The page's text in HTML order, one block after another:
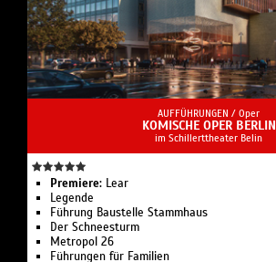
AUFFÜHRUNGEN / Oper
KOMISCHE OPER BERLIN
im Schillerttheater Belin
Premiere: Lear
Legende
Führung Bau­stelle Stamm­haus
Der Schnee­sturm
Metropol 26
Führungen für Familien